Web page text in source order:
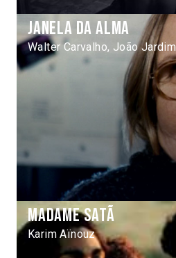
Janela da alma
Walter Carvalho, João Jardim
Madame Satã
Karim Aïnouz